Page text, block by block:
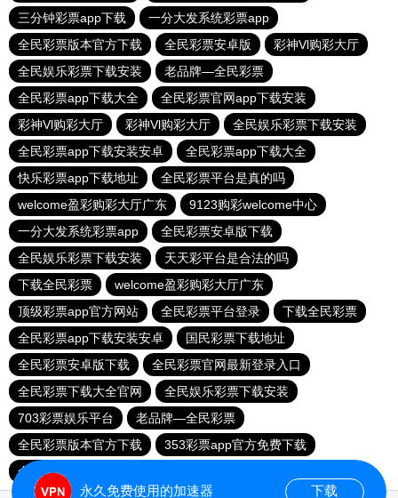
三分钟彩票app下载
一分大发系统彩票app
全民彩票版本官方下载
全民彩票安卓版
彩神Vl购彩大厅
全民娱乐彩票下载安装
老品牌—全民彩票
全民彩票app下载大全
全民彩票官网app下载安装
彩神Vl购彩大厅
彩神Vl购彩大厅
全民娱乐彩票下载安装
全民彩票app下载安装安卓
全民彩票app下载大全
快乐彩票app下载地址
全民彩票平台是真的吗
welcome盈彩购彩大厅广东
9123购彩welcome中心
一分大发系统彩票app
全民彩票安卓版下载
全民娱乐彩票下载安装
天天彩平台是合法的吗
下载全民彩票
welcome盈彩购彩大厅广东
顶级彩票app官方网站
全民彩票平台登录
下载全民彩票
全民彩票app下载安装安卓
国民彩票下载地址
全民彩票安卓版下载
全民彩票官网最新登录入口
全民彩票下载大全官网
全民娱乐彩票下载安装
703彩票娱乐平台
老品牌—全民彩票
全民彩票版本官方下载
353彩票app官方免费下载
全民彩票平台登录
永久免费使用的加速器 下载